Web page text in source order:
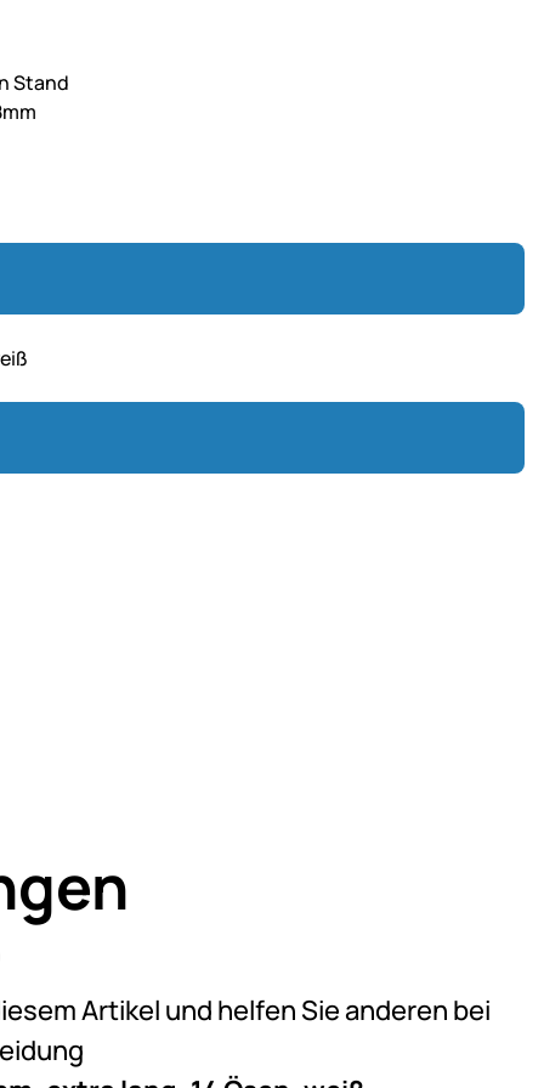
Stand
5 (1 Bewertungen)
Artikel und helfen Sie anderen bei